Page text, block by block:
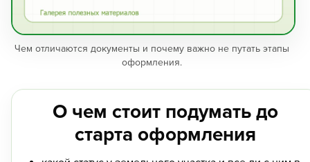
Чем отличаются документы и почему важно не путать этапы
оформления.
О чем стоит подумать до
старта оформления